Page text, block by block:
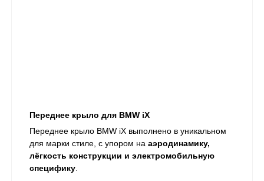
Переднее крыло для BMW iX
Переднее крыло BMW iX выполнено в уникальном
для марки стиле, с упором на аэродинамику,
лёгкость конструкции и электромобильную
специфику